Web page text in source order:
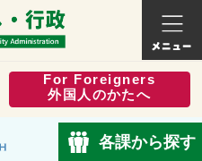
総市公式ホームページ
くらし
For Foreigners
外国人のかたへ
各課から探す